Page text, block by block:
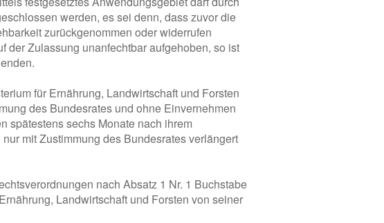
werden, es sei denn, dass zuvor die
zurückgenommen oder widerrufen
der Zulassung unanfechtbar aufgehoben, so ist
für Ernährung, Landwirtschaft und Forsten
des Bundesrates und ohne Einvernehmen
spätestens sechs Monate nach ihrem
mit Zustimmung des Bundesrates verlängert
nach Absatz 1 Nr. 1 Buchstabe
Landwirtschaft und Forsten von seiner